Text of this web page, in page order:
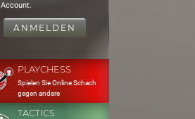
Account.
ANMELDEN
PLAYCHESS
Spielen Sie Online Schach
gegen andere
TACTICS